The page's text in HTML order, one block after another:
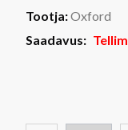
Tootja:Oxford
Saadavus: